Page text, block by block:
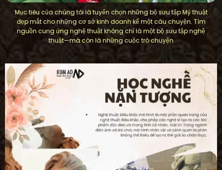
Mục tiêu của chúng tôi là tuyển chọn những bộ sưu tập Mỹ thuật
đẹp mắt cho những cơ sở kinh doanh kể một câu chuyện. Tìm
nguồn cung ứng nghệ thuật không chỉ là một bộ sưu tập nghệ
thuật—mà còn là những cuộc trò chuyện